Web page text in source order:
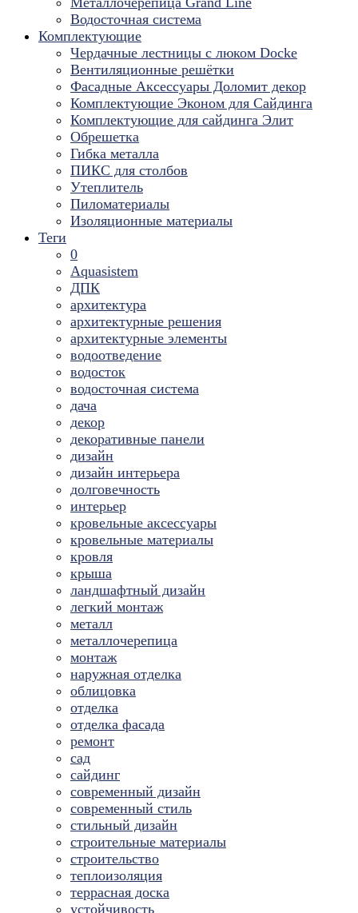
Водосточная система
Комплектующие
Чердачные лестницы с люком Docke
Вентиляционные решётки
Фасадные Аксессуары Доломит декор
Комплектующие Эконом для Сайдинга
Комплектующие для cайдинга Элит
Обрешетка
Гибка металла
ПИКС для столбов
Утеплитель
Пиломатериалы
Изоляционные материалы
Теги
0
Aquasistem
ДПК
архитектура
архитектурные решения
архитектурные элементы
водоотведение
водосток
водосточная система
дача
декор
декоративные панели
дизайн
дизайн интерьера
долговечность
интерьер
кровельные аксессуары
кровельные материалы
кровля
крыша
ландшафтный дизайн
легкий монтаж
металл
металлочерепица
монтаж
наружная отделка
облицовка
отделка
отделка фасада
ремонт
сад
сайдинг
современный дизайн
современный стиль
стильный дизайн
строительные материалы
строительство
теплоизоляция
террасная доска
устойчивость